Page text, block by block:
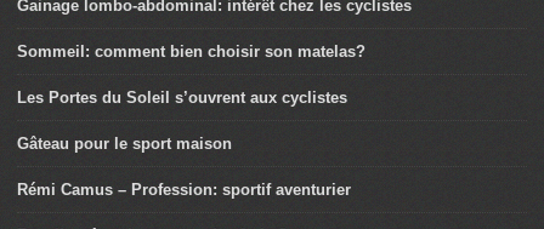
Gainage lombo-abdominal: intérêt chez les cyclistes
Sommeil: comment bien choisir son matelas?
Les Portes du Soleil s’ouvrent aux cyclistes
Gâteau pour le sport maison
Rémi Camus – Profession: sportif aventurier